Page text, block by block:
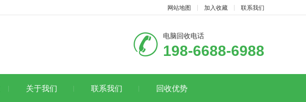
网站地图 加入收藏 联系我们
电脑回收电话
198-6688-6988
关于我们 联系我们 回收优势